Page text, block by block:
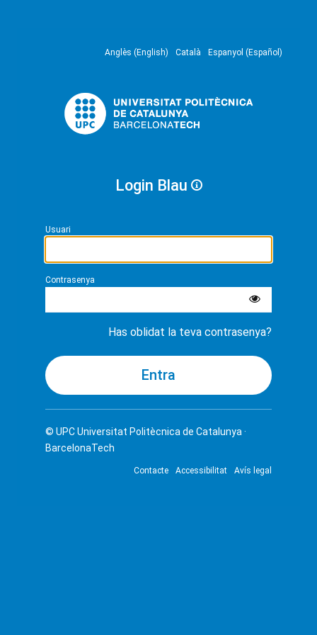
Anglès (English) Català Espanyol (Español)
Login Blau
Usuari
Contrasenya
Has oblidat la teva contrasenya?
© UPCUniversitat Politècnica de Catalunya ·
BarcelonaTech
Contacte Accessibilitat Avís legal